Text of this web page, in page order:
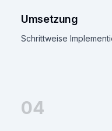
Umsetzung
Schrittweise
04